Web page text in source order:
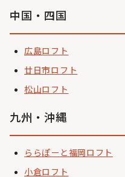
中国・四国
広島ロフト
廿日市ロフト
松山ロフト
九州・沖縄
ららぽーと福岡ロフト
小倉ロフト